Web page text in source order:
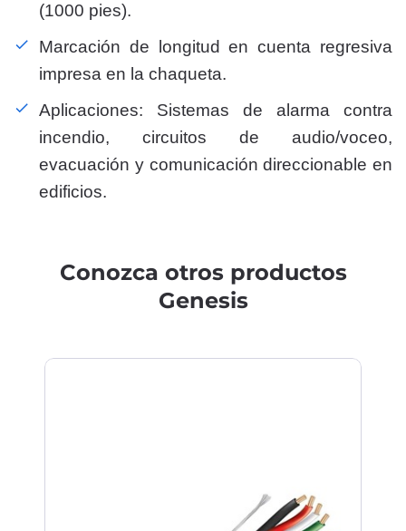
(1000 pies).
Marcación de longitud en cuenta regresiva
impresa en la chaqueta.
Aplicaciones: Sistemas de alarma contra
incendio, circuitos de audio/voceo,
evacuación y comunicación direccionable en
edificios.
Conozca otros productos
Genesis